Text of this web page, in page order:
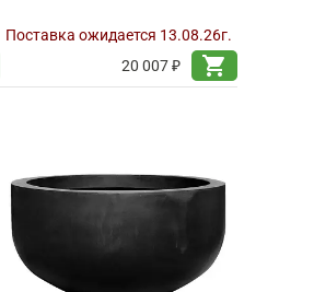
Поставка ожидается 13.08.26г.
20 007 ₽
shopping_cart